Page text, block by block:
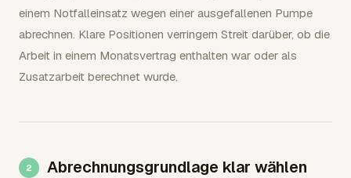
einem Notfalleinsatz wegen einer ausgefallenen Pumpe
abrechnen. Klare Positionen verringern Streit darüber, ob die
Arbeit in einem Monatsvertrag enthalten war oder als
Zusatzarbeit berechnet wurde.
Abrechnungsgrundlage klar wählen